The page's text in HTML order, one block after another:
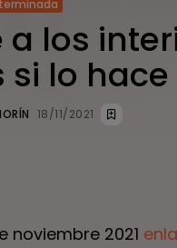
los
si lo hace
18/11/2021
noviembre 2021